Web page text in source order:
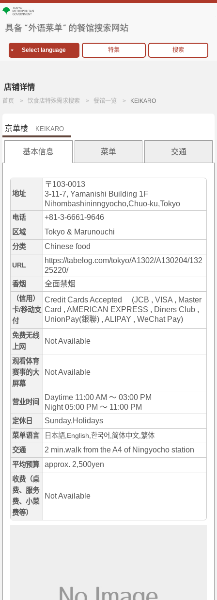
Select language 特集 搜索
店铺详情
首页 饮食店特殊需求搜索 餐馆一览 KEIKARO
京華楼 KEIKARO
基本信息 菜单 交通
地址
〒103-0013
3-11-7, Yamanishi Building 1F
Nihombashininngyocho,Chuo-ku,Tokyo
电话 +81-3-6661-9646
区域 Tokyo & Marunouchi
分类 Chinese food
URL
https://tabelog.com/tokyo/A1302/A130204/132
25220/
香烟 全面禁烟
（信用）
卡/移动支
付
Credit Cards Accepted (JCB , VISA , Master
Card , AMERICAN EXPRESS , Diners Club ,
UnionPay(銀聯) , ALIPAY , WeChat Pay)
免费无线
上网
Not Available
观看体育
赛事的大
屏幕
Not Available
营业时间
Daytime 11:00 AM ～ 03:00 PM
Night 05:00 PM ～ 11:00 PM
定休日 Sunday,Holidays
菜单语言
日本語,English,한국어,简体中文,繁体
交通
2 min.walk from the A4 of Ningyocho station
平均预算 approx. 2,500yen
收费（桌
费、服务
费、小菜
费等）
Not Available